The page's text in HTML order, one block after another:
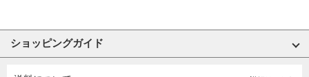
ショッピングガイド